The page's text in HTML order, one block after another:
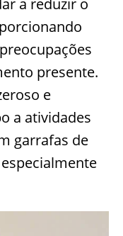
presente.
e
a atividades
garrafas de